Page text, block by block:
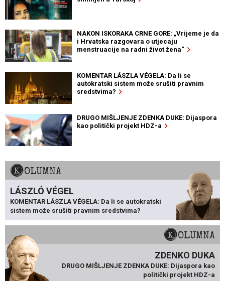
NAKON ISKORAKA CRNE GORE: „Vrijeme je da
i Hrvatska razgovara o utjecaju
menstruacije na radni život žena“
KOMENTAR LÁSZLA VÉGELA: Da li se
autokratski sistem može srušiti pravnim
sredstvima?
DRUGO MIŠLJENJE ZDENKA DUKE: Dijaspora
kao politički projekt HDZ-a
KOLUMNA
LÁSZLÓ VÉGEL
KOMENTAR LÁSZLA VÉGELA: Da li se autokratski
sistem može srušiti pravnim sredstvima?
KOLUMNA
ZDENKO DUKA
DRUGO MIŠLJENJE ZDENKA DUKE: Dijaspora kao
politički projekt HDZ-a